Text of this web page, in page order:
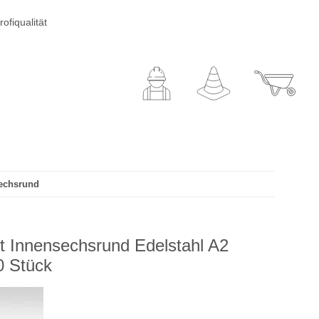
Innensechsrund Edelstahl A2
Stück